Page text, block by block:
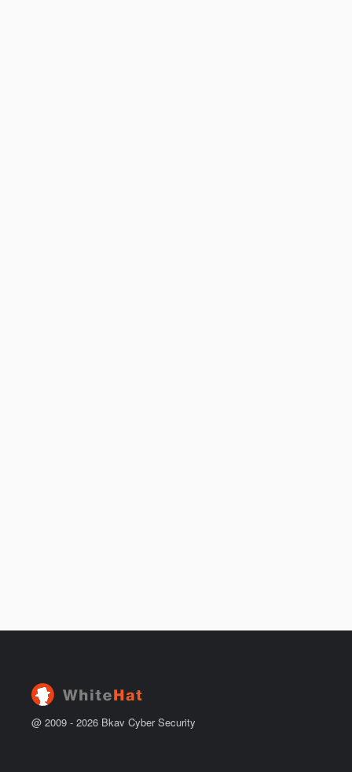
@ 2009 - 2026 Bkav Cyber Security